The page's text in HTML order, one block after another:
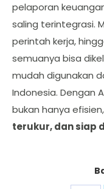
pelaporan
saling terintegrasi.
perintah kerja,
semuanya bisa
mudah digunakan
Indonesia. Dengan
bukan hanya
terukur, dan siap